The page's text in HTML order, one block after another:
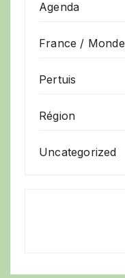
Agenda
France / Monde
Pertuis
Région
Uncategorized